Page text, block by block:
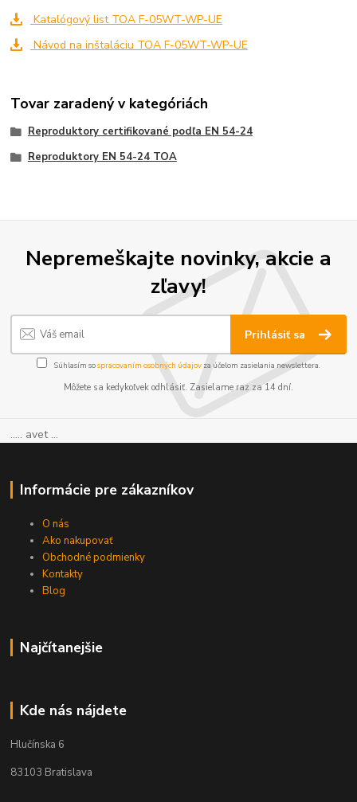
Katalógový list TOA F-05WT-WP-UE
Návod na inštaláciu TOA F-05WT-WP-UE
Tovar zaradený v kategóriách
Reproduktory certifikované podľa EN 54-24
Reproduktory EN 54-24 TOA
Nepremeškajte novinky, akcie a
zľavy!
Prihlásiť sa
Súhlasím sospracovaním osobných údajov za účelom zasielania newslettera.
Môžete sa kedykoľvek odhlásiť. Zasielame raz za 14 dní.
..... avet ...
Informácie pre zákazníkov
O nás
Ako nakupovať
Obchodné podmienky
Kontakty
Blog
Najčítanejšie
Kde nás nájdete
Hlučínska 6
83103 Bratislava